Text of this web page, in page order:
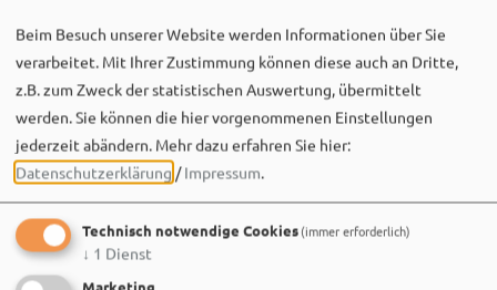
Beim Besuch unserer Website werden Informationen über Sie
verarbeitet. Mit Ihrer Zustimmung können diese auch an Dritte,
z.B. zum Zweck der statistischen Auswertung, übermittelt
werden. Sie können die hier vorgenommenen Einstellungen
jederzeit abändern. Mehr dazu erfahren Sie hier:
Datenschutzerklärung /Impressum.
Technisch notwendige Cookies(immer erforderlich)
↓ 1 Dienst
Marketing